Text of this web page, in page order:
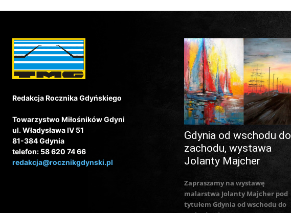
Redakcja Rocznika Gdyńskiego
Towarzystwo Miłośników Gdyni
ul. Władysława IV 51
81-384 Gdynia
telefon: 58 620 74 66
redakcja@rocznikgdynski.pl
Gdynia od wschodu do
zachodu, wystawa
Jolanty Majcher
Zapraszamy na wystawę
malarstwa Jolanty Majcher pod
tytułem Gdynia od wschodu do